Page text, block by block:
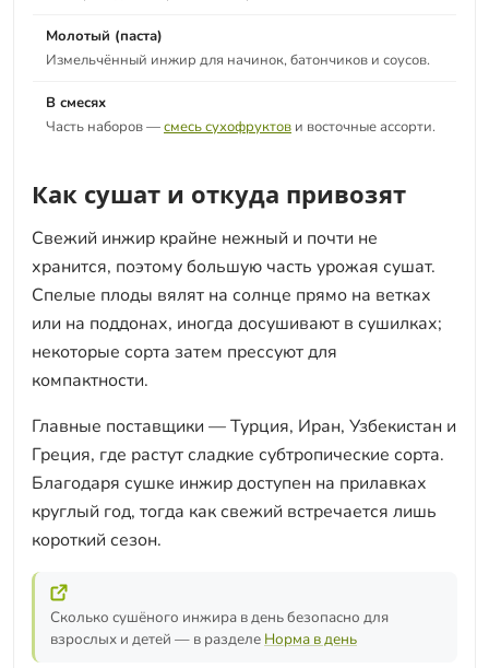
Молотый (паста)
Измельчённый инжир для начинок, батончиков и соусов.
В смесях
Часть наборов —смесь сухофруктов и восточные ассорти.
Как сушат и откуда привозят
Свежий инжир крайне нежный и почти не
хранится, поэтому большую часть урожая сушат.
Спелые плоды вялят на солнце прямо на ветках
или на поддонах, иногда досушивают в сушилках;
некоторые сорта затем прессуют для
компактности.
Главные поставщики — Турция, Иран, Узбекистан и
Греция, где растут сладкие субтропические сорта.
Благодаря сушке инжир доступен на прилавках
круглый год, тогда как свежий встречается лишь
короткий сезон.
Сколько сушёного инжира в день безопасно для
взрослых и детей — в разделе Норма в день